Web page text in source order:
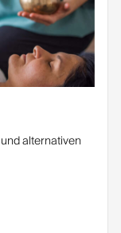
alternativen